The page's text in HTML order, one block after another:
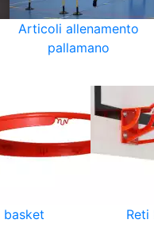
Articoli allenamento
pallamano
basket Reti